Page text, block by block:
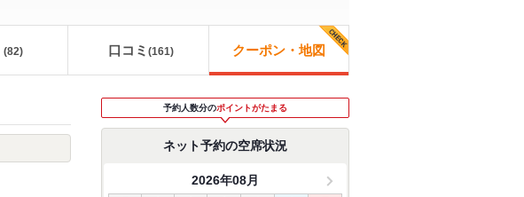
(82) 口コミ (161) クーポン・地図
予約人数分のポイントがたまる
ネット予約の空席状況
2026年08月